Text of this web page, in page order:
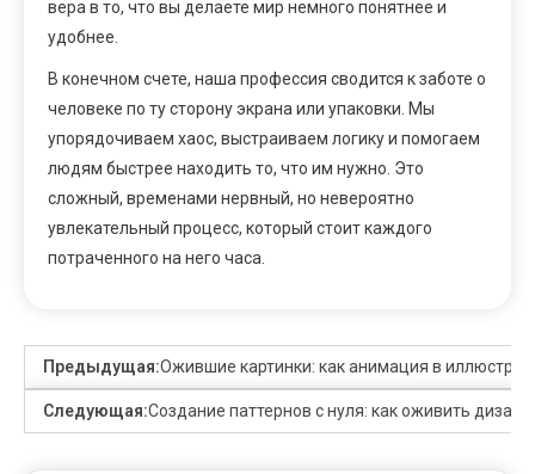
вера в то, что вы делаете мир немного понятнее и
удобнее.
В конечном счете, наша профессия сводится к заботе о
человеке по ту сторону экрана или упаковки. Мы
упорядочиваем хаос, выстраиваем логику и помогаем
людям быстрее находить то, что им нужно. Это
сложный, временами нервный, но невероятно
увлекательный процесс, который стоит каждого
потраченного на него часа.
Предыдущая:Ожившие картинки: как анимация в
Следующая:Создание паттернов с нуля: как оживить